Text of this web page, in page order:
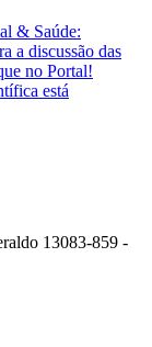
& Saúde:
a discussão das
no Portal!
está
13083-859 -